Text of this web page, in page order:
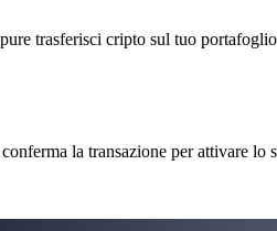
trasferisci cripto sul tuo
la transazione per attivare lo